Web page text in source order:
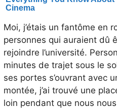
Moi, j’étais un fantôme en
personnes qui auraient dû
rejoindre l’université.
minutes de trajet sous le
ses portes s’ouvrant avec
montée, j’ai trouvé une
loin pendant que nous